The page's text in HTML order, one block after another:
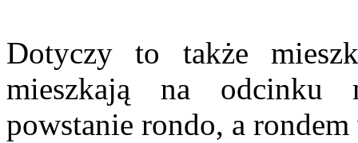
Dotyczy to także
mieszkają na odcinku
powstanie rondo, a